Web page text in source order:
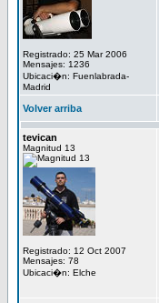
Registrado: 25 Mar 2006
Mensajes: 1236
Ubicaci�n: Fuenlabrada-
Madrid
Volver arriba
tevican
Magnitud 13
Registrado: 12 Oct 2007
Mensajes: 78
Ubicaci�n: Elche